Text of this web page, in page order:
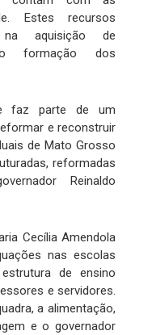
Estes recursos
aquisição de
formação dos
faz parte de um
e reconstruir
de Mato Grosso
reformadas
Reinaldo
Cecília Amendola
nas escolas
de ensino
e servidores.
a alimentação,
e o governador